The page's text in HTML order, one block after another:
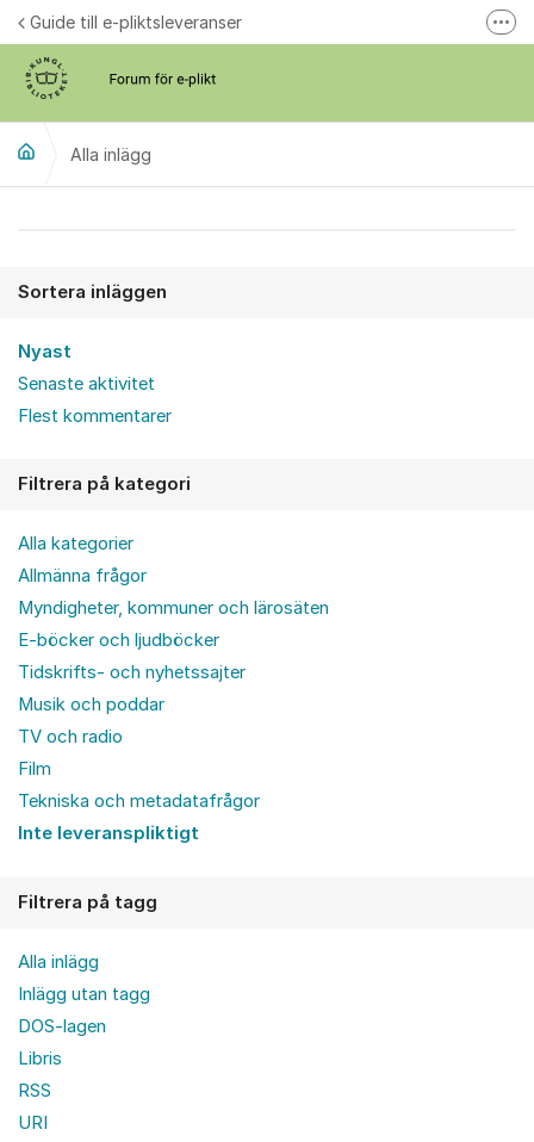
Hoppa till innehåll
Guide till e-pliktsleveranser
Alla inlägg
Sortera inläggen
Nyast
Senaste aktivitet
Flest kommentarer
Filtrera på kategori
Alla kategorier
Allmänna frågor
Myndigheter, kommuner och lärosäten
E-böcker och ljudböcker
Tidskrifts- och nyhetssajter
Musik och poddar
TV och radio
Film
Tekniska och metadatafrågor
Inte leveranspliktigt
Filtrera på tagg
Alla inlägg
Inlägg utan tagg
DOS-lagen
Libris
RSS
URI